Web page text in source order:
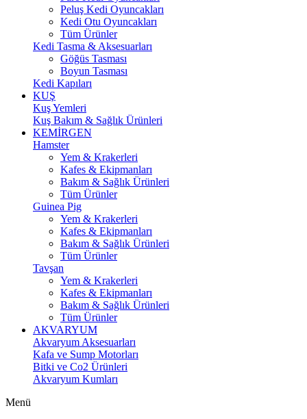
Peluş Kedi Oyuncakları
Kedi Otu Oyuncakları
Tüm Ürünler
Kedi Tasma & Aksesuarları
Göğüs Tasması
Boyun Tasması
Kedi Kapıları
KUŞ
Kuş Yemleri
Kuş Bakım & Sağlık Ürünleri
KEMİRGEN
Hamster
Yem & Krakerleri
Kafes & Ekipmanları
Bakım & Sağlık Ürünleri
Tüm Ürünler
Guinea Pig
Yem & Krakerleri
Kafes & Ekipmanları
Bakım & Sağlık Ürünleri
Tüm Ürünler
Tavşan
Yem & Krakerleri
Kafes & Ekipmanları
Bakım & Sağlık Ürünleri
Tüm Ürünler
AKVARYUM
Akvaryum Aksesuarları
Kafa ve Sump Motorları
Bitki ve Co2 Ürünleri
Akvaryum Kumları
Menü